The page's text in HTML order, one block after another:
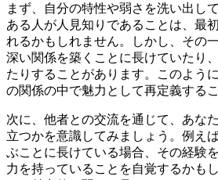
まず、自分の特性や弱さを洗い出し
ある人が人見知りであることは、最
れるかもしれません。しかし、その
深い関係を築くことに長けていたり
たりすることがあります。このよう
の関係の中で魅力として再定義する
次に、他者との交流を通じて、あな
立つかを意識してみましょう。例え
ぶことに長けている場合、その経験
力を持っていることを自覚するかも